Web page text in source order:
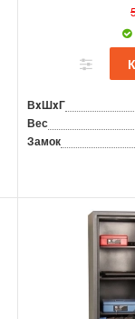
ВxШxГ
Вес
Замок